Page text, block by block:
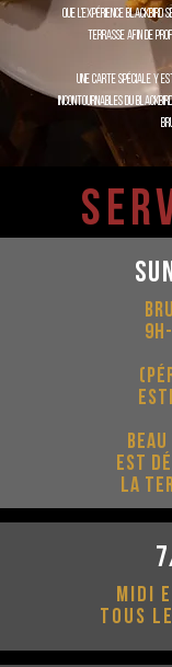
que l’expérience
terrasse afin de
Une carte spéciale y
incontournables du
EST
LA
midi
tous